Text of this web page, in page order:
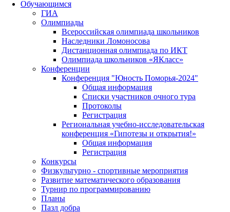
Обучающимся
ГИА
Олимпиады
Всероссийская олимпиада школьников
Наследники Ломоносова
Дистанционная олимпиада по ИКТ
Олимпиада школьников «ЯКласс»
Конференции
Конференция "Юность Поморья-2024"
Общая информация
Списки участников очного тура
Протоколы
Регистрация
Региональная учебно-исследовательская
конференция «Гипотезы и открытия!»
Общая информация
Регистрация
Конкурсы
Физкультурно - спортивные мероприятия
Развитие математического образования
Турнир по программированию
Планы
Пазл добра